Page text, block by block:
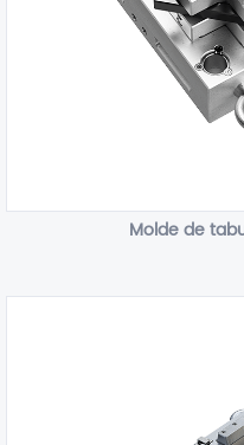
Molde de